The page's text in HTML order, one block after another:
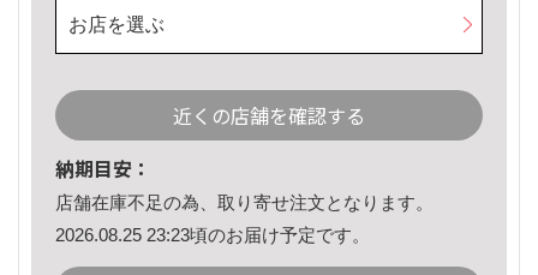
お店を選ぶ
近くの店舗を確認する
納期目安：
店舗在庫不足の為、取り寄せ注文となります。
2026.08.25 23:23頃のお届け予定です。